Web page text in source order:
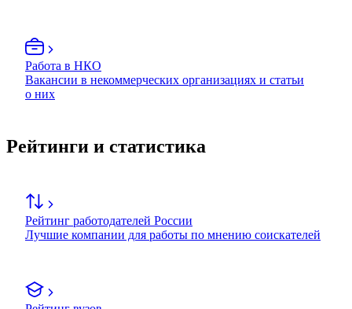
Работа в НКО
Вакансии в некоммерческих организациях и статьи
о них
Рейтинги и статистика
Рейтинг работодателей России
Лучшие компании для работы по мнению соискателей